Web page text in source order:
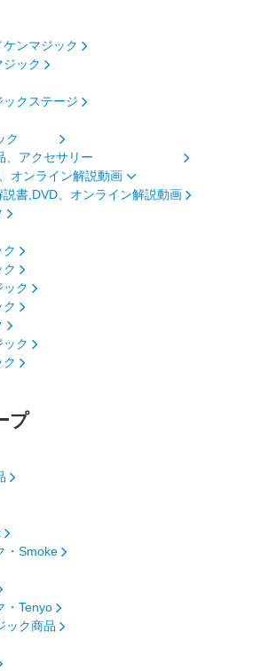
ケンマジック
ジック
ックステージ
ジック
耗品、アクセサリー
オンライン解説動画
書,DVD、オンライン解説動画
ク
ク
ック
ク
ック
ク
プ
・Smoke
・Tenyo
ック商品